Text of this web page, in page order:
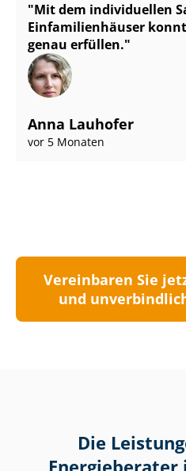
Mit dem individuellen
Ein­fa­mi­li­en­häu­ser
genau erfüllen.
Anna Lauhofer
vor 5 Monaten
Vereinbaren Sie
und
Die